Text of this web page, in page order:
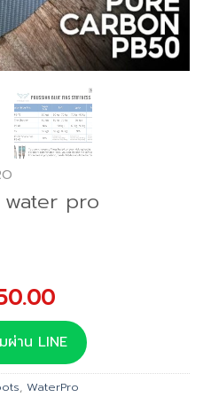
water pro
Current
price
is:
฿14,850.00.
ผ่าน LINE
, WaterPro